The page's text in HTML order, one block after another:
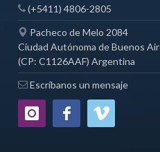
(+5411) 4806-2805
Pacheco de Melo 2084
Ciudad Autónoma de Buenos
(CP: C1126AAF) Argentina
Escríbanos un mensaje